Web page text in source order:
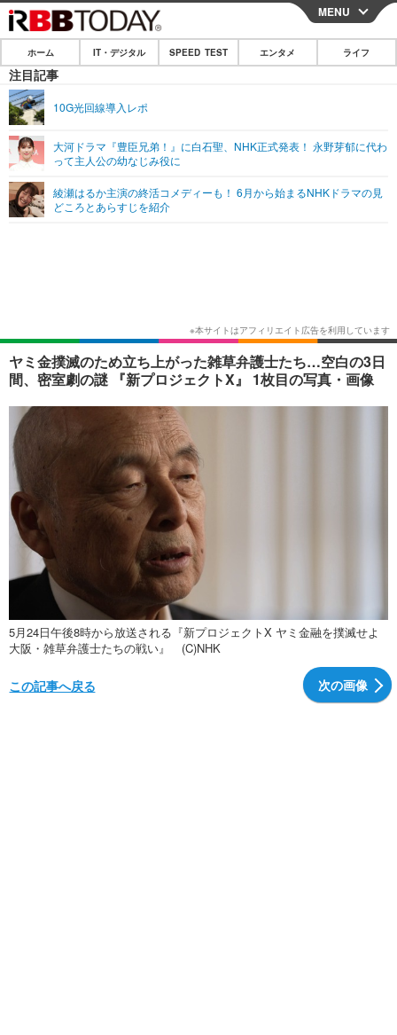
CLOSE
ホーム
IT・デジタル
ネタ
ショッピング その他
SPEED TEST
エンタメTOP
ショッピング その他
ライフ
MENU
ホーム IT・デジタル SPEED TEST エンタメ ライフ
注目記事
10G光回線導入レポ
大河ドラマ『豊臣兄弟！』に白石聖、NHK正式発表！ 永野芽郁に代わ
って主人公の幼なじみ役に
綾瀬はるか主演の終活コメディーも！ 6月から始まるNHKドラマの見
どころとあらすじを紹介
ヤミ金撲滅のため立ち上がった雑草弁護士たち…空白の3日
間、密室劇の謎 『新プロジェクトX』 1枚目の写真・画像
5月24日午後8時から放送される『新プロジェクトX ヤミ金融を撲滅せよ
大阪・雑草弁護士たちの戦い』 (C)NHK
次の画像
この記事へ戻る